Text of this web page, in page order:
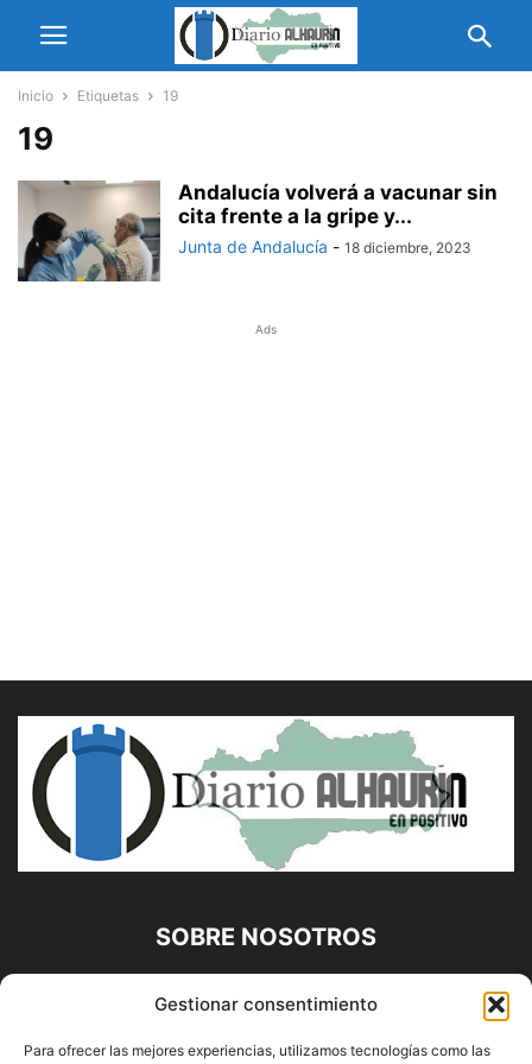
Gestionar consentimiento
Para ofrecer las mejores experiencias, utilizamos tecnologías como las
Inicio Etiquetas 19
19
Andalucía volverá a vacunar sin
cita frente a la gripe y...
Junta de Andalucía - 18 diciembre, 2023
Ads
SOBRE NOSOTROS
Diario Alhaurín (www.alhaurindelatorre.com) Propiedad de
Francisco E. López López | 639 95 71 95 | Noticias de
Alhaurín de la Torre, Málaga y Provincia|